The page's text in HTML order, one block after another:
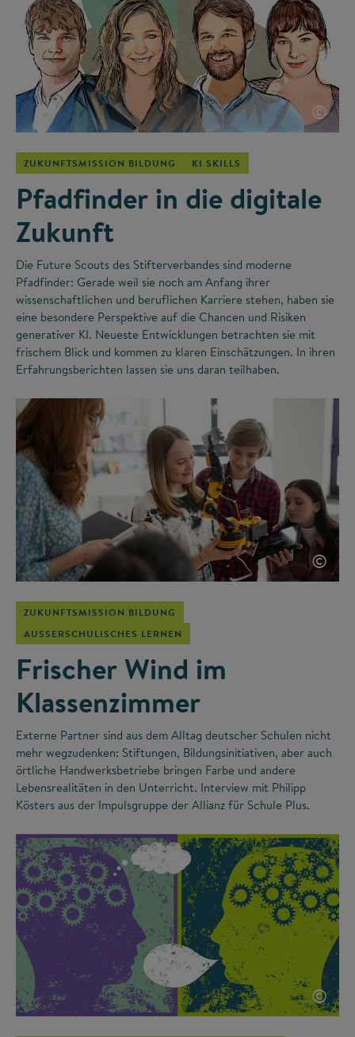
©
ZUKUNFTSMISSION BILDUNG KI SKILLS
Pfadfinder in die digitale
Zukunft
Die Future Scouts des Stifterverbandes sind moderne
Pfadfinder: Gerade weil sie noch am Anfang ihrer
wissenschaftlichen und beruflichen Karriere stehen, haben sie
eine besondere Perspektive auf die Chancen und Risiken
generativer KI. Neueste Entwicklungen betrachten sie mit
frischem Blick und kommen zu klaren Einschätzungen. In ihren
Erfahrungsberichten lassen sie uns daran teilhaben.
©
ZUKUNFTSMISSION BILDUNG
AUSSERSCHULISCHES LERNEN
Frischer Wind im
Klassenzimmer
Externe Partner sind aus dem Alltag deutscher Schulen nicht
mehr wegzudenken: Stiftungen, Bildungsinitiativen, aber auch
örtliche Handwerksbetriebe bringen Farbe und andere
Lebensrealitäten in den Unterricht. Interview mit Philipp
Kösters aus der Impulsgruppe der Allianz für Schule Plus.
©